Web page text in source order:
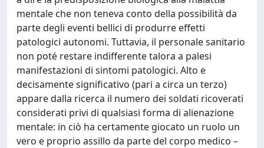
mentale che non teneva conto della possibilità da
parte degli eventi bellici di produrre effetti
patologici autonomi. Tuttavia, il personale sanitario
non poté restare indifferente talora a palesi
manifestazioni di sintomi patologici. Alto e
decisamente significativo (pari a circa un terzo)
appare dalla ricerca il numero dei soldati ricoverati
considerati privi di qualsiasi forma di alienazione
mentale: in ciò ha certamente giocato un ruolo un
vero e proprio assillo da parte del corpo medico –